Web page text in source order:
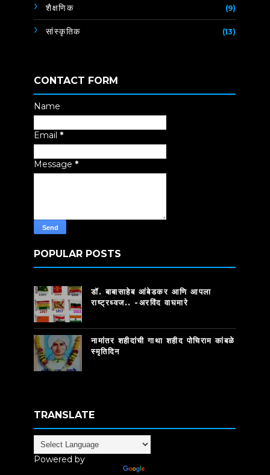
शैक्षणिक (9)
सांस्कृतिक (13)
CONTACT FORM
Name
Email *
Message *
POPULAR POSTS
डॉ. बाबासाहेब आंबेडकर आणि आपला
राष्ट्रध्वज.. -अरविंद वाघमारे
नामांतर शहीदांची गाथा शहीद पोचिराम कांबळे
स्मृतिदिन
TRANSLATE
Powered by